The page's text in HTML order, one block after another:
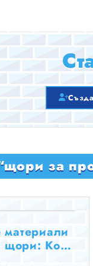
за
щори: Кой